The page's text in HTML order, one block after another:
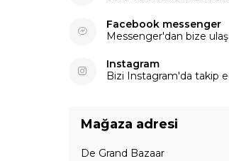
Facebook messenger
Messenger'dan bize
Instagram
Bizi Instagram'da takip
Mağaza adresi
De Grand Bazaar